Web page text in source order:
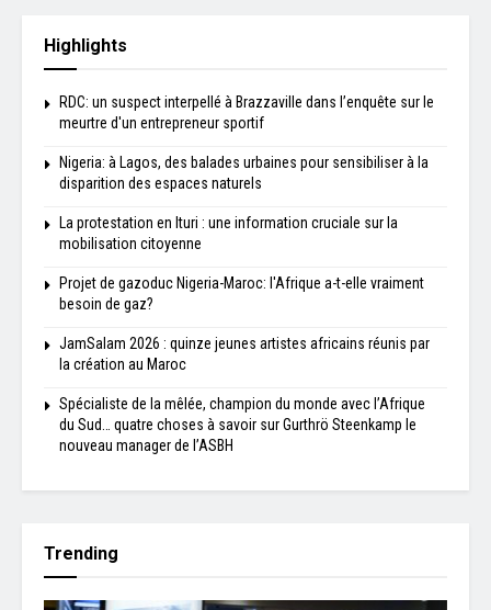
Highlights
RDC: un suspect interpellé à Brazzaville dans l’enquête sur le
meurtre d'un entrepreneur sportif
Nigeria: à Lagos, des balades urbaines pour sensibiliser à la
disparition des espaces naturels
La protestation en Ituri : une information cruciale sur la
mobilisation citoyenne
Projet de gazoduc Nigeria-Maroc: l'Afrique a-t-elle vraiment
besoin de gaz?
JamSalam 2026 : quinze jeunes artistes africains réunis par
la création au Maroc
Spécialiste de la mêlée, champion du monde avec l’Afrique
du Sud… quatre choses à savoir sur Gurthrö Steenkamp le
nouveau manager de l’ASBH
Trending